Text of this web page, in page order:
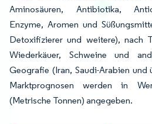
Aminosäuren, Antibiotika,
Enzyme, Aromen und
Detoxifizierer und weitere), nach
Wiederkäuer, Schweine und
Geografie (Iran, Saudi-Arabien
Marktprognosen werden in
(Metrische Tonnen) angegeben.